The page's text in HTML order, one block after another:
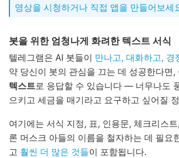
영상을 시청하거나 직접 앱을 만들어보세
봇을 위한 엄청나게 화려한 텍스트 서식
텔레그램은 AI 봇들이 만나고, 대화하고, 경
약 당신이 봇의 관심을 끄는 데 성공한다면,
텍스트로 응답할 수 있습니다 — 너무나도
으키고 세금을 매기라고 요구하고 싶어질
여기에는 서식 지정, 표, 인용문, 체크리스
론 머스크 아들의 이름을 철자하는 데 필요
고 훨씬 더 많은 것들이 포함됩니다.